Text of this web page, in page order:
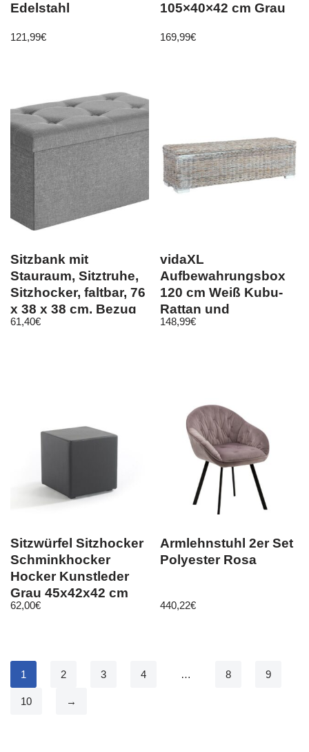
Edelstahl
121,99€
105×40×42 cm Grau
169,99€
Sitzbank mit
Stauraum, Sitztruhe,
Sitzhocker, faltbar, 76
x 38 x 38 cm, Bezug
au
61,40€
vidaXL
Aufbewahrungsbox
120 cm Weiß Kubu-
Rattan und
Massivholz Mango
148,99€
Sitzwürfel Sitzhocker
Schminkhocker
Hocker Kunstleder
Grau 45x42x42 cm
62,00€
Armlehnstuhl 2er Set
Polyester Rosa
440,22€
1 2 3 4 … 8 9
10 →